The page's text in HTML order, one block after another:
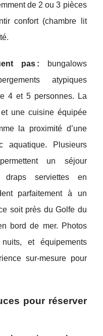
de 2 ou 3 pièces
confort (chambre lit
pas : bungalows
atypiques
4 et 5 personnes. La
une cuisine équipée
la proximité d’une
aquatique. Plusieurs
un séjour
draps serviettes en
parfaitement à un
soit près du Golfe du
bord de mer. Photos
et équipements
sur-mesure pour
pour réserver